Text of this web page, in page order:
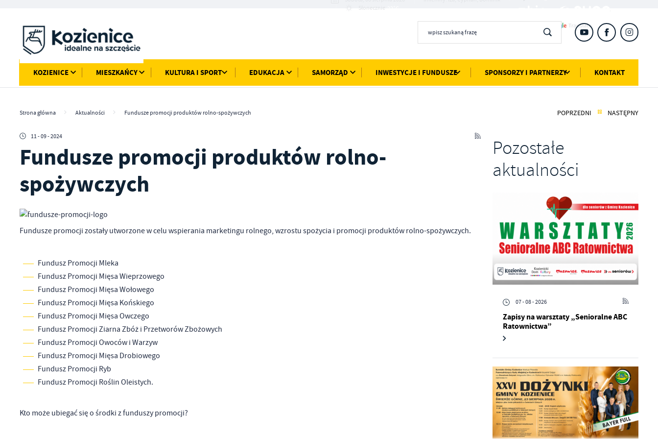
Słonecznie
KOZIENICE MIESZKAŃCY KULTURA I SPORT EDUKACJA SAMORZĄD INWESTYCJE I FUNDUSZE SPONSORZY I PARTNERZY KONTAKT
Strona główna Aktualności Fundusze promocji produktów rolno-spożywczych POPRZEDNI NASTĘPNY
11 - 09 - 2024
Fundusze promocji produktów rolno-
spożywczych
Fundusze promocji zostały utworzone w celu wspierania marketingu rolnego, wzrostu spożycia i promocji produktów rolno-spożywczych.
Fundusz Promocji Mleka
Fundusz Promocji Mięsa Wieprzowego
Fundusz Promocji Mięsa Wołowego
Fundusz Promocji Mięsa Końskiego
Fundusz Promocji Mięsa Owczego
Fundusz Promocji Ziarna Zbóż i Przetworów Zbożowych
Fundusz Promocji Owoców i Warzyw
Fundusz Promocji Mięsa Drobiowego
Fundusz Promocji Ryb
Fundusz Promocji Roślin Oleistych.
Kto może ubiegać się o środki z funduszy promocji?
Pozostałe
aktualności
07 - 08 - 2026
Zapisy na warsztaty „Senioralne ABC
Ratownictwa”